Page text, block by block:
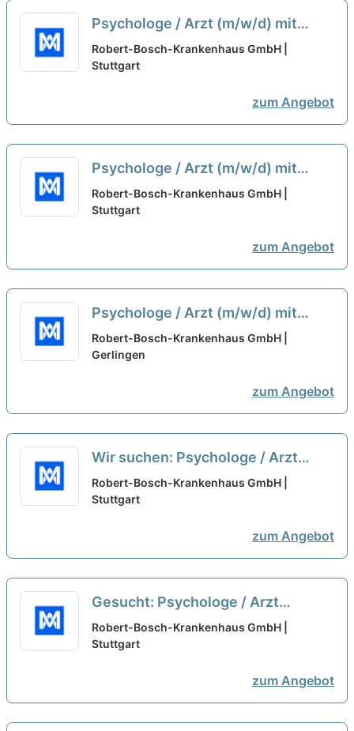
Psychologe / Arzt (m/w/d) mit
abgeschlossener oder
fortgeschrittener
Robert-Bosch-Krankenhaus GmbH |
Stuttgart
zum Angebot
Psychologe / Arzt (m/w/d) mit
abgeschlossener oder
fortgeschrittener
Robert-Bosch-Krankenhaus GmbH |
Stuttgart
zum Angebot
Psychologe / Arzt (m/w/d) mit
abgeschlossener oder
fortgeschrittener
Robert-Bosch-Krankenhaus GmbH |
Gerlingen
zum Angebot
Wir suchen: Psychologe / Arzt
(m/w/d) mit abgeschlossener oder
fortgeschrittener
Robert-Bosch-Krankenhaus GmbH |
Stuttgart
zum Angebot
Gesucht: Psychologe / Arzt
(m/w/d) mit abgeschlossener oder
fortgeschrittener
Robert-Bosch-Krankenhaus GmbH |
Stuttgart
zum Angebot